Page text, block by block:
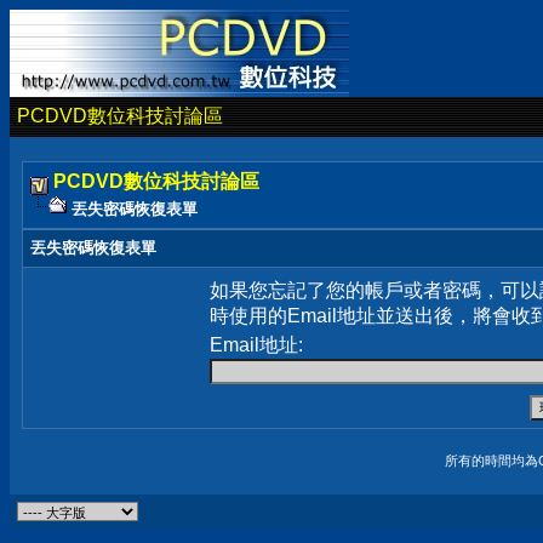
PCDVD數位科技討論區
PCDVD數位科技討論區
丟失密碼恢復表單
丟失密碼恢復表單
如果您忘記了您的帳戶或者密碼，可
時使用的Email地址並送出後，將會收
Email地址:
所有的時間均為